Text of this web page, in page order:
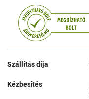
Szállítás díja
Kézbesítés